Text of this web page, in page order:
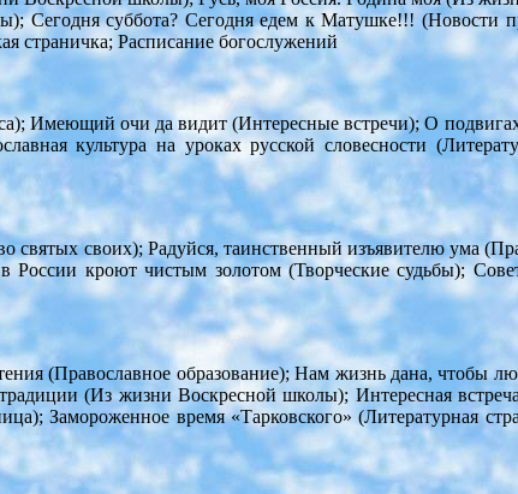
Сегодня суббота? Сегодня едем к Матушке!!! (Новости
страничка; Расписание богослужений
Имеющий очи да видит (Интересные встречи); О
культура на уроках русской словесности
святых своих); Радуйся, таинственный изъявителю ума
кроют чистым золотом (Творческие судьбы);
(Православное образование); Нам жизнь дана, чтобы
(Из жизни Воскресной школы); Интересная
Замороженное время «Тарковского» (Литературная